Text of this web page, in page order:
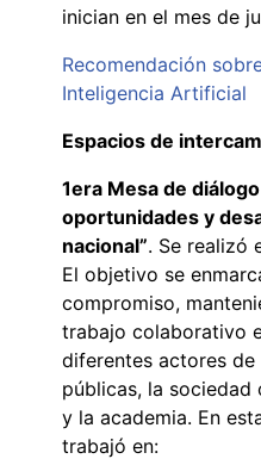
inician en el mes de
Recomendación
Inteligencia Artificial
Espacios de
1era Mesa de diálogo
oportunidades y
nacional”. Se realizó
El objetivo se
compromiso,
trabajo colaborativo
diferentes actores
públicas, la
y la academia. En
trabajó en: